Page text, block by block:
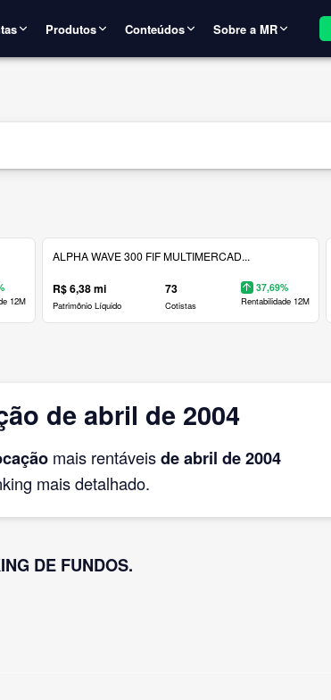
Produtos Conteúdos Sobre a MR
12M
ALPHA WAVE 300 FIF MULTIMERCAD...
R$ 6,38 mi
Patrimônio Líquido
73
Cotistas
37,69%
Rentabilidade 12M
de abril de 2004
mais rentáveisde abril de 2004
mais detalhado.
DE FUNDOS.